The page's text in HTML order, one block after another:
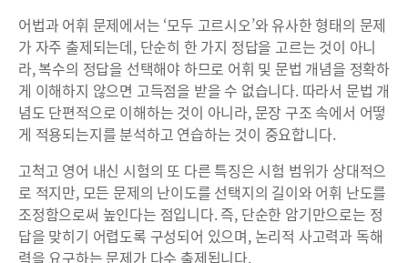
어법과 어휘 문제에서는 ‘모두 고르시오’와 유사한 형태의 문제
가 자주 출제되는데, 단순히 한 가지 정답을 고르는 것이 아니
라, 복수의 정답을 선택해야 하므로 어휘 및 문법 개념을 정확하
게 이해하지 않으면 고득점을 받을 수 없습니다. 따라서 문법 개
념도 단편적으로 이해하는 것이 아니라, 문장 구조 속에서 어떻
게 적용되는지를 분석하고 연습하는 것이 중요합니다.
고척고 영어 내신 시험의 또 다른 특징은 시험 범위가 상대적으
로 적지만, 모든 문제의 난이도를 선택지의 길이와 어휘 난도를
조정함으로써 높인다는 점입니다. 즉, 단순한 암기만으로는 정
답을 맞히기 어렵도록 구성되어 있으며, 논리적 사고력과 독해
력을 요구하는 문제가 다수 출제됩니다.